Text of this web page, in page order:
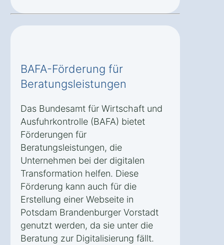
BAFA-Förderung für
Beratungsleistungen
Das Bundesamt für Wirtschaft und
Ausfuhrkontrolle (BAFA) bietet
Förderungen für
Beratungsleistungen, die
Unternehmen bei der digitalen
Transformation helfen. Diese
Förderung kann auch für die
Erstellung einer Webseite in
Potsdam Brandenburger Vorstadt
genutzt werden, da sie unter die
Beratung zur Digitalisierung fällt.